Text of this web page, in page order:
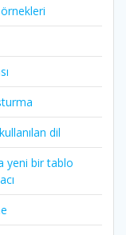
dil
yeni bir tablo